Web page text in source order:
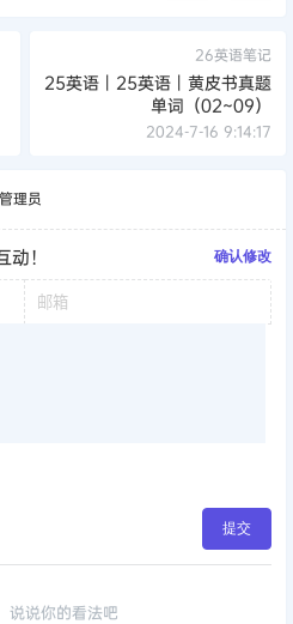
26英语笔记
25英语丨25英语丨黄皮书真题
单词（02~09）
2024-7-16 9:14:17
管理员
！ 确认修改
提交
说说你的看法吧